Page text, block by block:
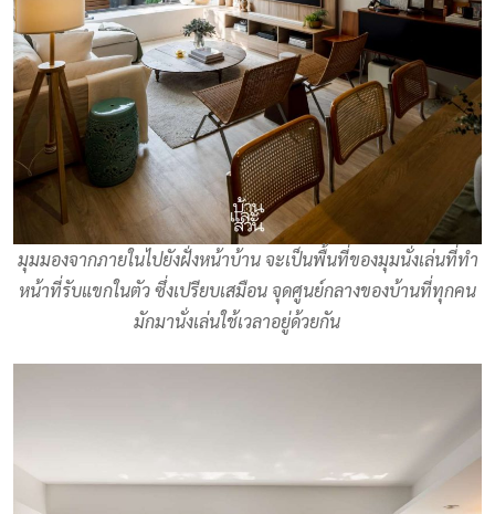
มุมมองจากภายในไปยังฝั่งหน้าบ้าน จะเป็นพื้นที่ของมุมนั่งเล่นที่ทำ
หน้าที่รับแขกในตัว ซึ่งเปรียบเสมือน จุดศูนย์กลางของบ้านที่ทุกคน
มักมานั่งเล่นใช้เวลาอยู่ด้วยกัน